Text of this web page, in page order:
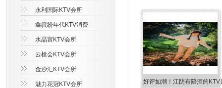
好评如潮！江阴有陪酒的
永利国际KTV会所
鑫缤纷年代KTV消费
水晶宫KTV会所
云樘会KTV会所
金沙汇KTV会所
魅力花冠KTV会所